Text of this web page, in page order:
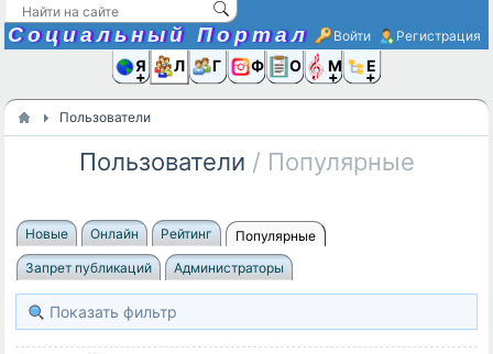
Социальный Портал Войти Регистрация
Я иЛюди
Группы
Фото Ещё
Пользователи
Пользователи / Популярные
Новые Онлайн Рейтинг
Популярные
Запрет публикаций
Администраторы
Показать фильтр